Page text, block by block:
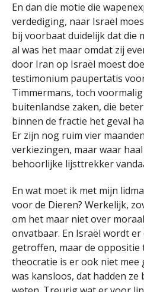
En dan die motie die
verdediging, naar Israël
bij voorbaat duidelijk dat die
al was het maar omdat zij
door Iran op Israël moest
testimonium paupertatis
Timmermans, toch
buitenlandse zaken, die
binnen de fractie het geval
Er zijn nog ruim vier
verkiezingen, maar waar
behoorlijke lijsttrekker
En wat moet ik met mijn
voor de Dieren? Werkelijk,
om het maar niet over
onvatbaar. En Israël wordt
getroffen, maar de oppositie
theocratie is er ook niet mee
was kansloos, dat hadden